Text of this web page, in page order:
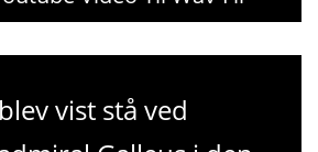
vist stå ved